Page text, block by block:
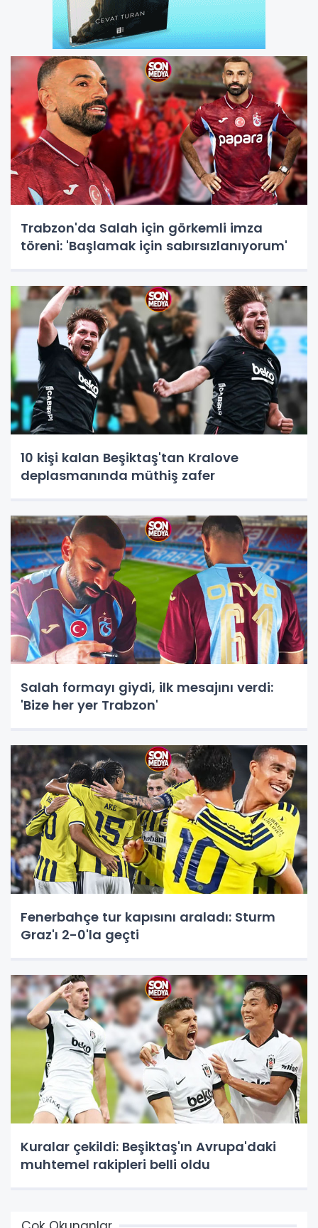
Trabzon'da Salah için görkemli imza
töreni: 'Başlamak için sabırsızlanıyorum'
10 kişi kalan Beşiktaş'tan Kralove
deplasmanında müthiş zafer
Salah formayı giydi, ilk mesajını verdi:
'Bize her yer Trabzon'
Fenerbahçe tur kapısını araladı: Sturm
Graz'ı 2-0'la geçti
Kuralar çekildi: Beşiktaş'ın Avrupa'daki
muhtemel rakipleri belli oldu